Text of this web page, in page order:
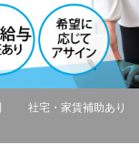
社宅・家賃補助あり